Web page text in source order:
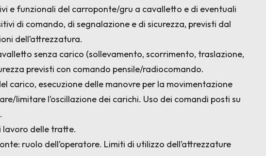
e funzionali del carroponte/gru a cavalletto e di eventuali
di comando, di segnalazione e di sicurezza, previsti dal
dell’attrezzatura.
senza carico (sollevamento, scorrimento, traslazione,
previsti con comando pensile/radiocomando.
carico, esecuzione delle manovre per la movimentazione
limitare l’oscillazione dei carichi. Uso dei comandi posti su
lavoro delle tratte.
ruolo dell’operatore. Limiti di utilizzo dell’attrezzature